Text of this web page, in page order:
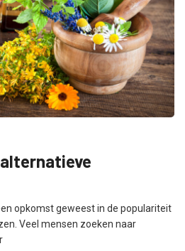
opkomst geweest in de populariteit
Veel mensen zoeken naar